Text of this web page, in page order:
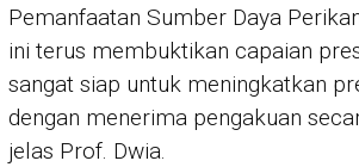
Pemanfaatan Sumber Daya
ini terus membuktikan capaian
sangat siap untuk meningkatkan
dengan menerima pengakuan
jelas Prof. Dwia.